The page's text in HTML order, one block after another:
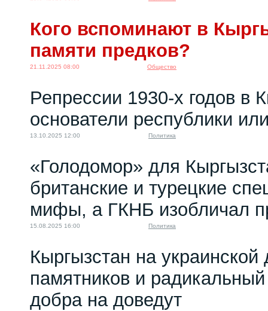
Кого вспоминают в
памяти предков?
21.11.2025 08:00 Общество
Репрессии 1930-х годов в
основатели республики
13.10.2025 12:00 Политика
«Голодомор» для
британские и турецкие
мифы, а ГКНБ изобличал
15.08.2025 16:00 Политика
Кыргызстан на
памятников и
добра на доведут